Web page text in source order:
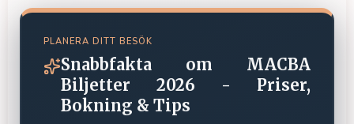
PLANERA DITT BESÖK
Snabbfakta om
MACBA
Biljetter 2026 - Priser,
Bokning & Tips